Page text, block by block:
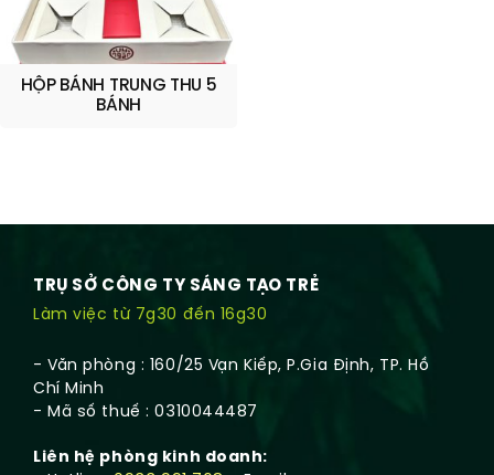
HỘP BÁNH TRUNG THU 5
BÁNH
TRỤ SỞ CÔNG TY SÁNG TẠO TRẺ
Làm việc từ 7g30 đến 16g30
- Văn phòng : 160/25 Vạn Kiếp, P.Gia Định, TP. Hồ
Chí Minh
- Mã số thuế : 0310044487
Liên hệ phòng kinh doanh: